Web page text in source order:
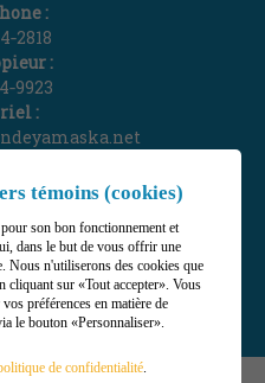
témoins (cookies)
son bon fonctionnement et
dans le but de vous offrir une
Nous n'utiliserons des cookies que
cliquant sur «Tout accepter». Vous
préférences en matière de
le bouton «Personnaliser».
de confidentialité.
:
:
: